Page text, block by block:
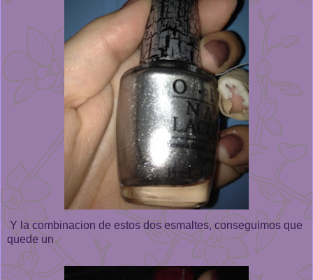
Y la combinacion de estos dos esmaltes, conseguimos que
quede un